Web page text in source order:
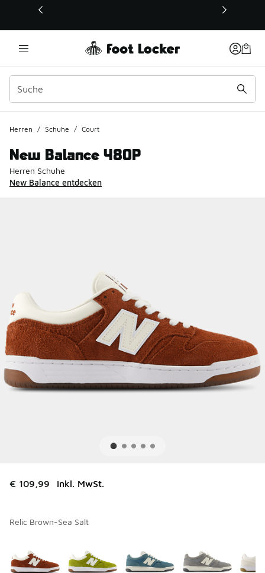
Dieser Link öffnet sich in einem neuen Fenster
Herren / Schuhe / Court
New Balance 480P
Herren Schuhe
New Balance entdecken
€ 109,99 inkl. MwSt.
Relic Brown-Sea Salt